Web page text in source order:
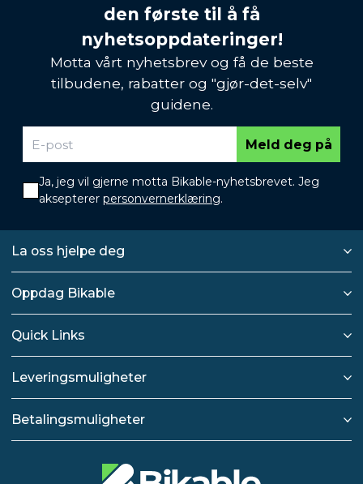
den første til å få
nyhetsoppdateringer!
Motta vårt nyhetsbrev og få de beste
tilbudene, rabatter og "gjør-det-selv"
guidene.
Meld deg på
Ja, jeg vil gjerne motta Bikable-nyhetsbrevet. Jeg
aksepterer personvernerklæring.
La oss hjelpe deg
Oppdag Bikable
Quick Links
Leveringsmuligheter
Betalingsmuligheter